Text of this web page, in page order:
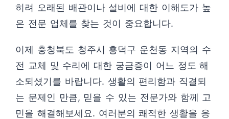
히려 오래된 배관이나 설비에 대한 이해도가 높
은 전문 업체를 찾는 것이 중요합니다.
이제 충청북도 청주시 흥덕구 운천동 지역의 수
전 교체 및 수리에 대한 궁금증이 어느 정도 해
소되셨기를 바랍니다. 생활의 편리함과 직결되
는 문제인 만큼, 믿을 수 있는 전문가와 함께 고
민을 해결해보세요. 여러분의 쾌적한 생활을 응